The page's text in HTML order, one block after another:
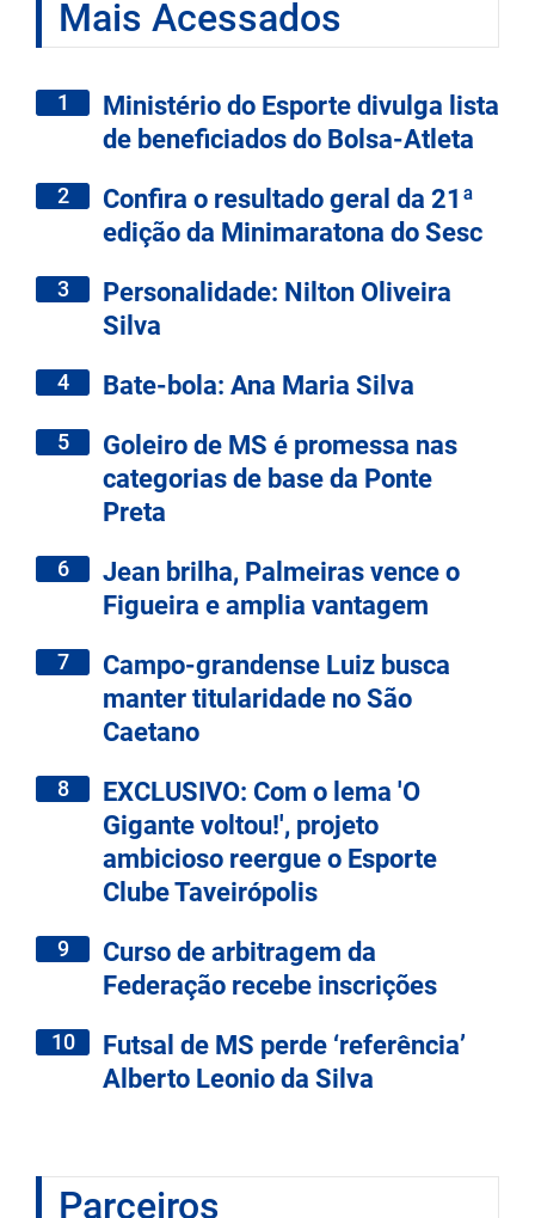
Mais Acessados
1
Ministério do Esporte divulga lista
de beneficiados do Bolsa-Atleta
2
Confira o resultado geral da 21ª
edição da Minimaratona do Sesc
3
Personalidade: Nilton Oliveira
Silva
4 Bate-bola: Ana Maria Silva
5
Goleiro de MS é promessa nas
categorias de base da Ponte
Preta
6
Jean brilha, Palmeiras vence o
Figueira e amplia vantagem
7
Campo-grandense Luiz busca
manter titularidade no São
Caetano
8
EXCLUSIVO: Com o lema 'O
Gigante voltou!', projeto
ambicioso reergue o Esporte
Clube Taveirópolis
9
Curso de arbitragem da
Federação recebe inscrições
10
Futsal de MS perde ‘referência’
Alberto Leonio da Silva
Parceiros